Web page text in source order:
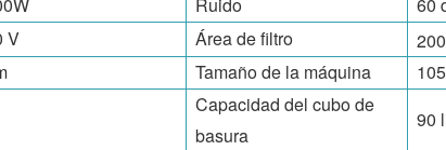
Ruido
60
V Área de filtro
Tamaño de la máquina
Capacidad del cubo de
basura
90